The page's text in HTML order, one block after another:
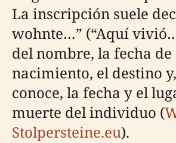
La inscripción suele
wohnte…” (“Aquí
del nombre, la fecha de
nacimiento, el destino
conoce, la fecha y el
muerte del individuo (
Stolpersteine.eu).